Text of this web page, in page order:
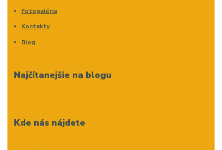
Fotogaléria
Kontakty
Blog
Najčítanejšie na blogu
Kde nás nájdete